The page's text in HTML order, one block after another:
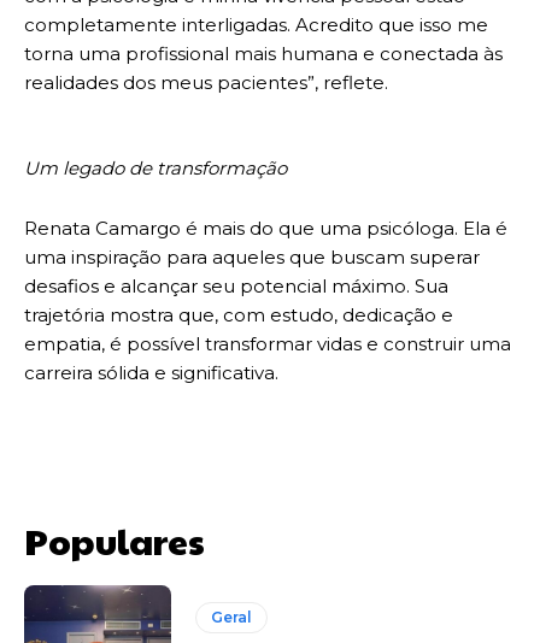
completamente interligadas. Acredito que isso me
torna uma profissional mais humana e conectada às
realidades dos meus pacientes”, reflete.
Um legado de transformação
Renata Camargo é mais do que uma psicóloga. Ela é
uma inspiração para aqueles que buscam superar
desafios e alcançar seu potencial máximo. Sua
trajetória mostra que, com estudo, dedicação e
empatia, é possível transformar vidas e construir uma
carreira sólida e significativa.
Populares
Geral